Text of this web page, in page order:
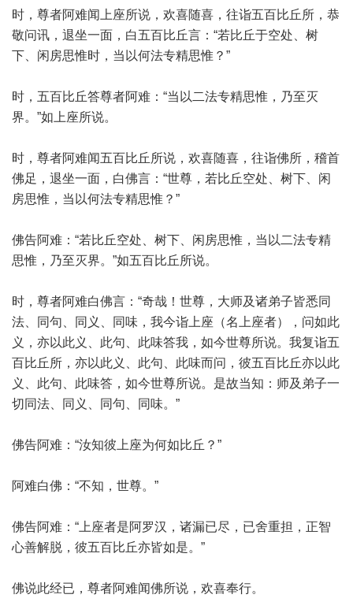
时，尊者阿难闻上座所说，欢喜随喜，往诣五百比丘所，恭
敬问讯，退坐一面，白五百比丘言：“若比丘于空处、树
下、闲房思惟时，当以何法专精思惟？”
时，五百比丘答尊者阿难：“当以二法专精思惟，乃至灭
界。”如上座所说。
时，尊者阿难闻五百比丘所说，欢喜随喜，往诣佛所，稽首
佛足，退坐一面，白佛言：“世尊，若比丘空处、树下、闲
房思惟，当以何法专精思惟？”
佛告阿难：“若比丘空处、树下、闲房思惟，当以二法专精
思惟，乃至灭界。”如五百比丘所说。
时，尊者阿难白佛言：“奇哉！世尊，大师及诸弟子皆悉同
法、同句、同义、同味，我今诣上座（名上座者），问如此
义，亦以此义、此句、此味答我，如今世尊所说。我复诣五
百比丘所，亦以此义、此句、此味而问，彼五百比丘亦以此
义、此句、此味答，如今世尊所说。是故当知：师及弟子一
切同法、同义、同句、同味。”
佛告阿难：“汝知彼上座为何如比丘？”
阿难白佛：“不知，世尊。”
佛告阿难：“上座者是阿罗汉，诸漏已尽，已舍重担，正智
心善解脱，彼五百比丘亦皆如是。”
佛说此经已，尊者阿难闻佛所说，欢喜奉行。